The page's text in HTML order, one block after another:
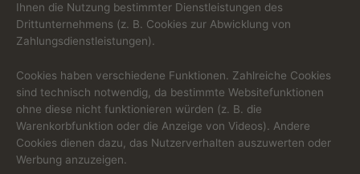
Ihnen die Nutzung bestimmter Dienstleistungen des
Drittunternehmens (z. B. Cookies zur Abwicklung von
Zahlungsdienstleistungen).
Cookies haben verschiedene Funktionen. Zahlreiche Cookies
sind technisch notwendig, da bestimmte Websitefunktionen
ohne diese nicht funktionieren würden (z. B. die
Warenkorbfunktion oder die Anzeige von Videos). Andere
Cookies dienen dazu, das Nutzerverhalten auszuwerten oder
Werbung anzuzeigen.